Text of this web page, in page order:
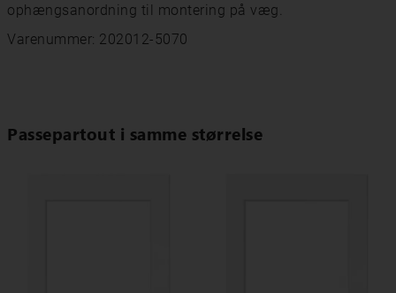
ophængsanordning til montering på væg.
Varenummer: 202012-5070
Passepartout i samme størrelse